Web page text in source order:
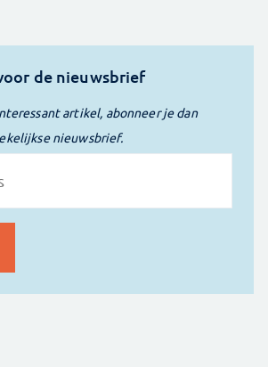
de nieuwsbrief
artikel, abonneer je dan
nieuwsbrief.